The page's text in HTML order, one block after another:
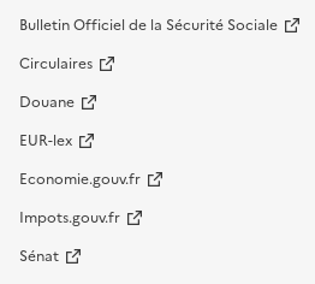
Bulletin Officiel de la Sécurité Sociale
Circulaires
Douane
EUR-lex
Economie.gouv.fr
Impots.gouv.fr
Sénat